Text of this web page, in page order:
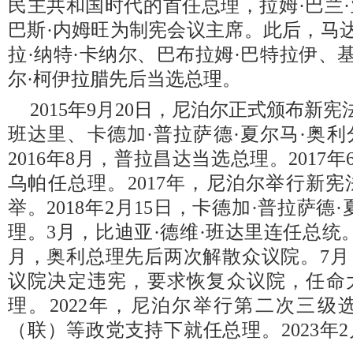
民主共和国时代的首任总理，拉姆·巴兰
巴斯·内姆旺为制宪会议主席。此后，马
拉·纳特·卡纳尔、巴布拉姆·巴特拉伊、
尔·柯伊拉腊先后当选总理。
2015年9月20日，尼泊尔正式颁布新宪
班达里、卡德加·普拉萨德·夏尔马·奥
2016年8月，普拉昌达当选总理。2017年
乌帕任总理。2017年，尼泊尔举行新
举。2018年2月15日，卡德加·普拉萨德
理。3月，比迪亚·德维·班达里连任总统
月，奥利总理先后两次解散众议院。7
议院决定违宪，要求恢复众议院，任
理。2022年，尼泊尔举行第二次三级
（联）等政党支持下就任总理。2023年